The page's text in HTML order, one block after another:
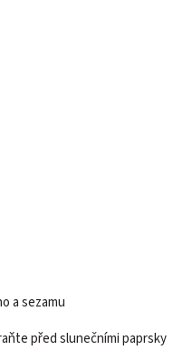
a sezamu
před slunečními paprsky